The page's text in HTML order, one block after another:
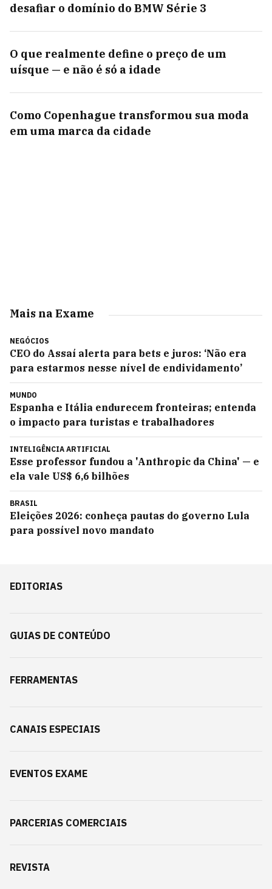
desafiar o domínio do BMW Série 3
O que realmente define o preço de um
uísque — e não é só a idade
Como Copenhague transformou sua moda
em uma marca da cidade
Mais na Exame
NEGÓCIOS
CEO do Assaí alerta para bets e juros: ‘Não era
para estarmos nesse nível de endividamento’
MUNDO
Espanha e Itália endurecem fronteiras; entenda
o impacto para turistas e trabalhadores
INTELIGÊNCIA ARTIFICIAL
Esse professor fundou a 'Anthropic da China' — e
ela vale US$ 6,6 bilhões
BRASIL
Eleições 2026: conheça pautas do governo Lula
para possível novo mandato
EDITORIAS
GUIAS DE CONTEÚDO
FERRAMENTAS
CANAIS ESPECIAIS
EVENTOS EXAME
PARCERIAS COMERCIAIS
REVISTA